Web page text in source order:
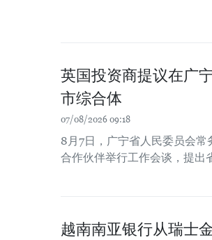
英国投资商提议在广
市综合体
07/08/2026 09:18
8月7日，广宁省人民委员会
合作伙伴举行工作会谈，提出
越南南亚银行从瑞士